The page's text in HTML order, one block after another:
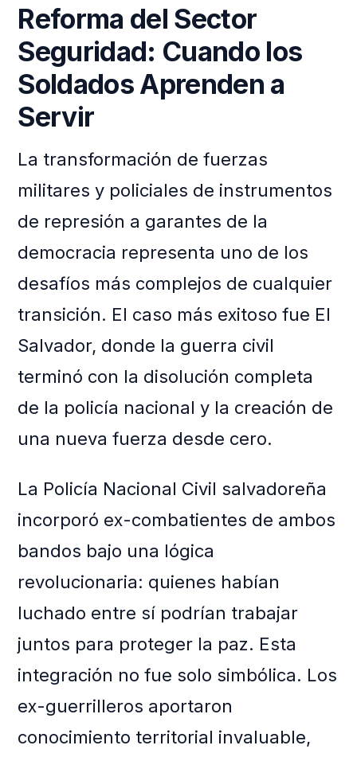
Reforma del Sector
Seguridad: Cuando los
Soldados Aprenden a
Servir
La transformación de fuerzas
militares y policiales de instrumentos
de represión a garantes de la
democracia representa uno de los
desafíos más complejos de cualquier
transición. El caso más exitoso fue El
Salvador, donde la guerra civil
terminó con la disolución completa
de la policía nacional y la creación de
una nueva fuerza desde cero.
La Policía Nacional Civil salvadoreña
incorporó ex-combatientes de ambos
bandos bajo una lógica
revolucionaria: quienes habían
luchado entre sí podrían trabajar
juntos para proteger la paz. Esta
integración no fue solo simbólica. Los
ex-guerrilleros aportaron
conocimiento territorial invaluable,